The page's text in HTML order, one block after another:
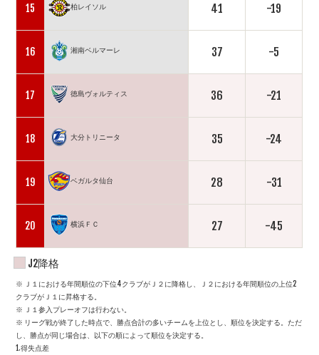
15 柏レイソル 41 -19
16 湘南ベルマーレ 37 -5
17 徳島ヴォルティス 36 -21
18 大分トリニータ 35 -24
19 ベガルタ仙台 28 -31
20 横浜ＦＣ 27 -45
J2降格
※ Ｊ１における年間順位の下位4クラブがＪ２に降格し、Ｊ２における年間順位の上位2
クラブがＪ１に昇格する。
※ Ｊ１参入プレーオフは行わない。
※ リーグ戦が終了した時点で、勝点合計の多いチームを上位とし、順位を決定する。ただ
し、勝点が同じ場合は、以下の順によって順位を決定する。
1.得失点差